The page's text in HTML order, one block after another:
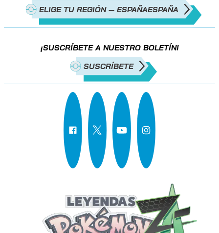
ELIGE TU REGIÓN — ESPAÑAESPAÑA
¡SUSCRÍBETE A NUESTRO BOLETÍN!
SUSCRÍBETE